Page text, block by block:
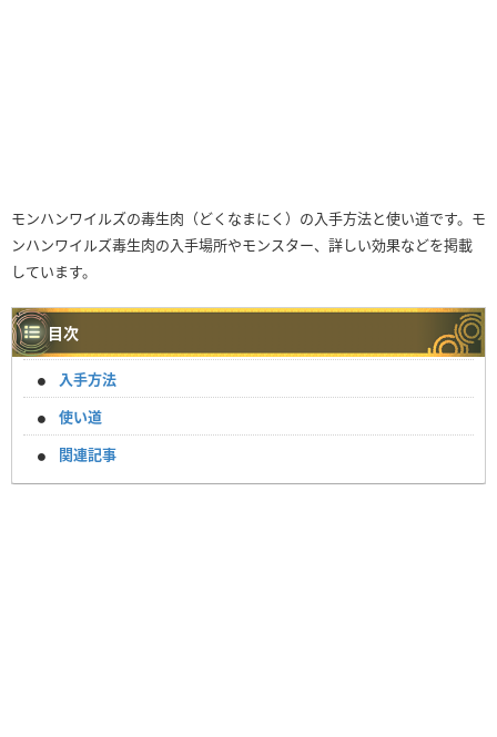
モンハンワイルズの毒生肉（どくなまにく）の入手方法と使い道です。モ
ンハンワイルズ毒生肉の入手場所やモンスター、詳しい効果などを掲載
しています。
目次
入手方法
使い道
関連記事